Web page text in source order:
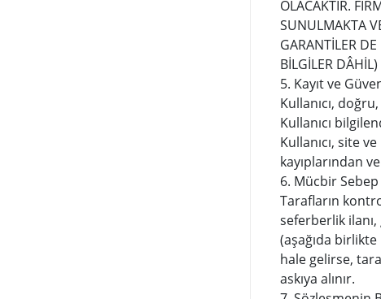
OLACAKTIR.
SUNULMAKTA
GARANTİLER
BİLGİLER
5. Kayıt ve
Kullanıcı,
Kullanıcı
Kullanıcı, site
kayıplarından
6. Mücbir Sebep
Tarafların
seferberlik
(aşağıda
hale gelirse,
askıya alınır.